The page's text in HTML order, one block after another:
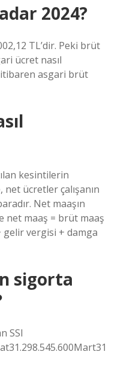
2024?
TL’dir. Peki brüt
ücret nasıl
itibaren asgari brüt
kesintilerin
ücretler çalışanın
Net maaşın
net maaş = brüt maaş
gelir vergisi + damga
sigorta
SSI